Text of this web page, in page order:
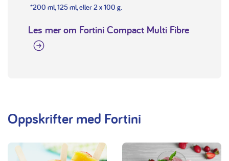
*200 ml, 125 ml, eller 2 x 100 g.
Les mer om Fortini Compact Multi Fibre
Oppskrifter med Fortini